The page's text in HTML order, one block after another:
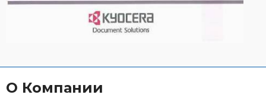
О Компании